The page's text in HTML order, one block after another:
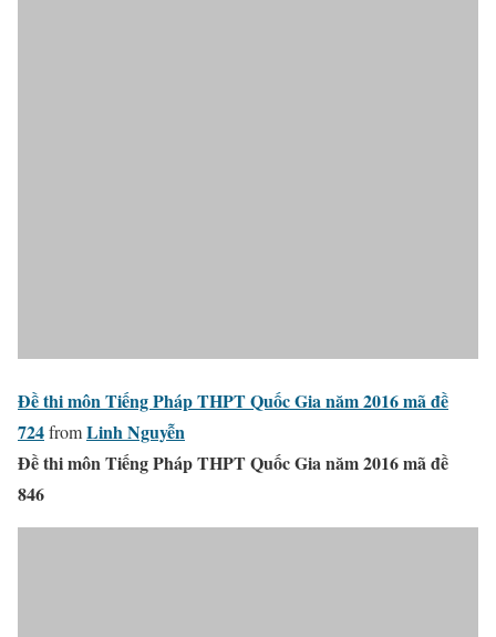
Đề thi môn Tiếng Pháp THPT Quốc Gia năm 2016 mã đề
724fromLinh Nguyễn
Đề thi môn Tiếng Pháp THPT Quốc Gia năm 2016 mã đề
846